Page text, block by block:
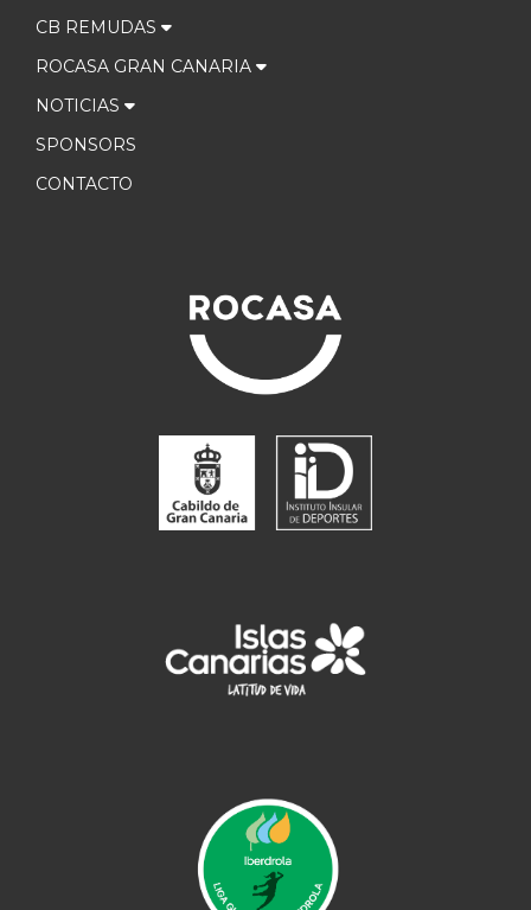
CB REMUDAS
ROCASA GRAN CANARIA
NOTICIAS
SPONSORS
CONTACTO